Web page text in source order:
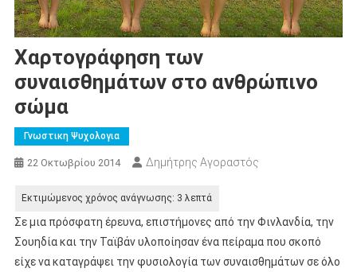
Χαρτογράφηση των
συναισθημάτων στο ανθρώπινο
σώμα
Γνωστικη Ψυχολογια
22 Οκτωβρίου 2014 Δημήτρης Αγοραστός
Σε μια πρόσφατη έρευνα, επιστήμονες από την Φινλανδία, την
Σουηδία και την Ταϊβάν υλοποίησαν ένα πείραμα που σκοπό
είχε να καταγράψει την φυσιολογία των συναισθημάτων σε όλο